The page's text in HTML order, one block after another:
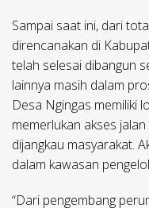
Sampai saat ini, dari
direncanakan di
telah selesai dibangun
lainnya masih dalam
Desa Ngingas memiliki
memerlukan akses
dijangkau masyarakat.
dalam kawasan
“Dari pengembang